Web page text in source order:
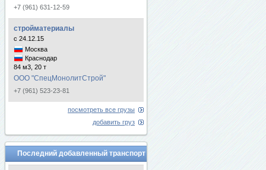
+7 (961) 631-12-59
стройматериалы
с 24.12.15
Москва
Краснодар
84 м3, 20 т
ООО "СпецМонолитСтрой"
+7 (961) 523-23-81
посмотреть все грузы
добавить груз
Последний добавленный транспорт